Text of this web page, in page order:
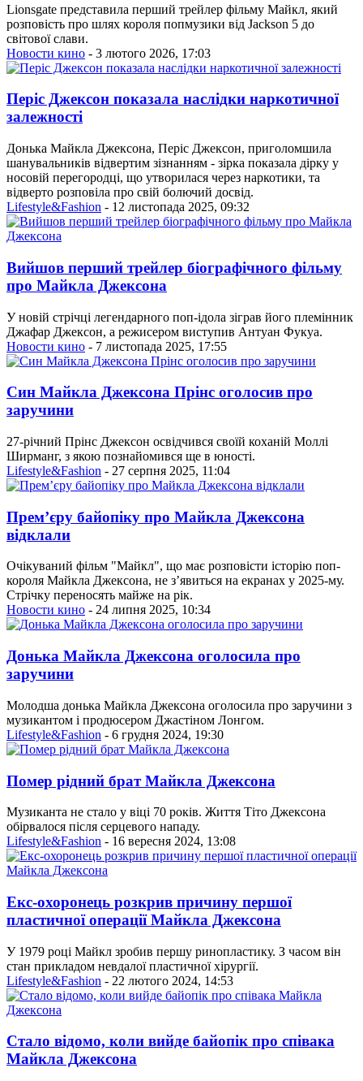
Lionsgate представила перший трейлер фільму Майкл, який
розповість про шлях короля попмузики від Jackson 5 до
світової слави.
Новости кино - 3 лютого 2026, 17:03
Періс Джексон показала наслідки наркотичної
залежності
Донька Майкла Джексона, Періс Джексон, приголомшила
шанувальників відвертим зізнанням - зірка показала дірку у
носовій перегородці, що утворилася через наркотики, та
відверто розповіла про свій болючий досвід.
Lifestyle&Fashion - 12 листопада 2025, 09:32
Вийшов перший трейлер біографічного фільму
про Майкла Джексона
У новій стрічці легендарного поп-ідола зіграв його племінник
Джафар Джексон, а режисером виступив Антуан Фукуа.
Новости кино - 7 листопада 2025, 17:55
Син Майкла Джексона Прінс оголосив про
заручини
27-річний Прінс Джексон освідчився своїй коханій Моллі
Ширманг, з якою познайомився ще в юності.
Lifestyle&Fashion - 27 серпня 2025, 11:04
Прем’єру байопіку про Майкла Джексона
відклали
Очікуваний фільм "Майкл", що має розповісти історію поп-
короля Майкла Джексона, не з’явиться на екранах у 2025-му.
Стрічку переносять майже на рік.
Новости кино - 24 липня 2025, 10:34
Донька Майкла Джексона оголосила про
заручини
Молодша донька Майкла Джексона оголосила про заручини з
музикантом і продюсером Джастіном Лонгом.
Lifestyle&Fashion - 6 грудня 2024, 19:30
Помер рідний брат Майкла Джексона
Музиканта не стало у віці 70 років. Життя Тіто Джексона
обірвалося після серцевого нападу.
Lifestyle&Fashion - 16 вересня 2024, 13:08
Екс-охоронець розкрив причину першої
пластичної операції Майкла Джексона
У 1979 році Майкл зробив першу ринопластику. З часом він
стан прикладом невдалої пластичної хірургії.
Lifestyle&Fashion - 22 лютого 2024, 14:53
Стало відомо, коли вийде байопік про співака
Майкла Джексона